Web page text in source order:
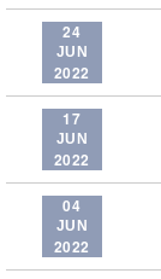
24
JUN
2022
17
JUN
2022
04
JUN
2022